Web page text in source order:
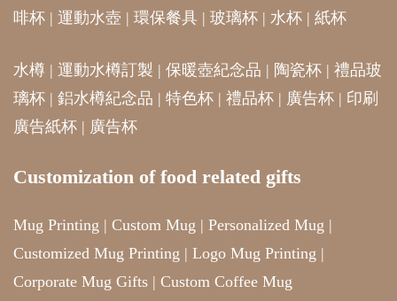
啡杯 | 運動水壺 | 環保餐具 | 玻璃杯 | 水杯 | 紙杯
水樽 | 運動水樽訂製 | 保暖壺紀念品 | 陶瓷杯 | 禮品玻
璃杯 | 鋁水樽紀念品 | 特色杯 | 禮品杯 | 廣告杯 | 印刷
廣告紙杯 | 廣告杯
Customization of food related gifts
Mug Printing | Custom Mug | Personalized Mug |
Customized Mug Printing | Logo Mug Printing |
Corporate Mug Gifts | Custom Coffee Mug